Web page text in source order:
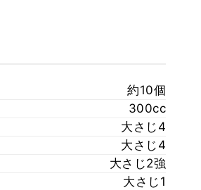
約10個
300cc
大さじ4
大さじ4
大さじ2強
大さじ1